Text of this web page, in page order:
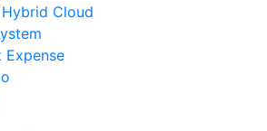
Cloud
Expense